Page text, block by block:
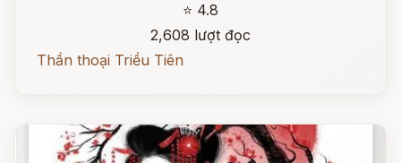
⭐ 4.8
2,608 lượt đọc
Thần thoại Triều Tiên